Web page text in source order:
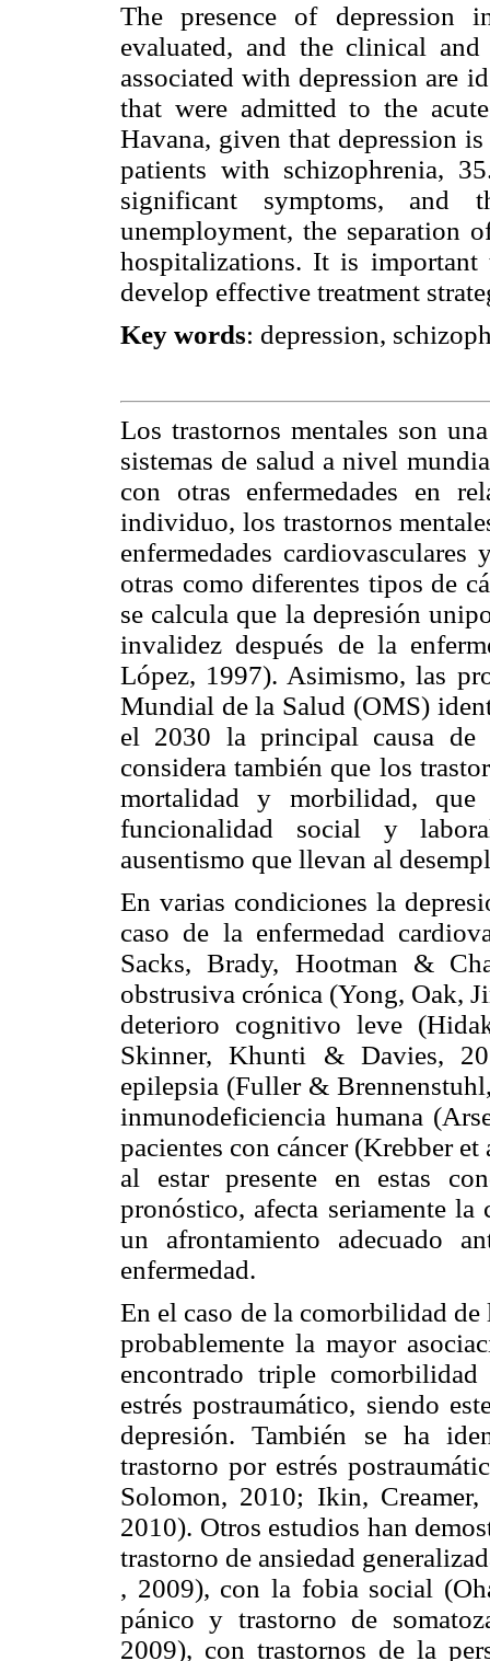
The presence of depression
evaluated, and the clinical
associated with depression are
that were admitted to the
Havana, given that depression
patients with schizophrenia,
significant symptoms, and
unemployment, the separation
hospitalizations. It is important
develop effective treatment
Key words: depression,
Los trastornos mentales son
sistemas de salud a nivel
con otras enfermedades en
individuo, los trastornos
enfermedades
otras como diferentes tipos de
se calcula que la depresión
invalidez después de la
López, 1997). Asimismo, las
Mundial de la Salud (OMS)
el 2030 la principal causa de
considera también que los
mortalidad y morbilidad, que
funcionalidad social y
ausentismo que llevan al
En varias condiciones la
caso de la enfermedad
Sacks, Brady, Hootman &
obstrusiva crónica (Yong, Oak,
deterioro cognitivo leve
Skinner, Khunti & Davies,
epilepsia (Fuller &
inmunodeficiencia humana
pacientes con cáncer (Krebber
al estar presente en estas
pronóstico, afecta seriamente
un afrontamiento adecuado
enfermedad.
En el caso de la comorbilidad
probablemente la mayor
encontrado triple
estrés postraumático, siendo
depresión. También se ha
trastorno por estrés
Solomon, 2010; Ikin,
2010). Otros estudios han
trastorno de ansiedad
, 2009), con la fobia social
pánico y trastorno de
2009), con trastornos de la